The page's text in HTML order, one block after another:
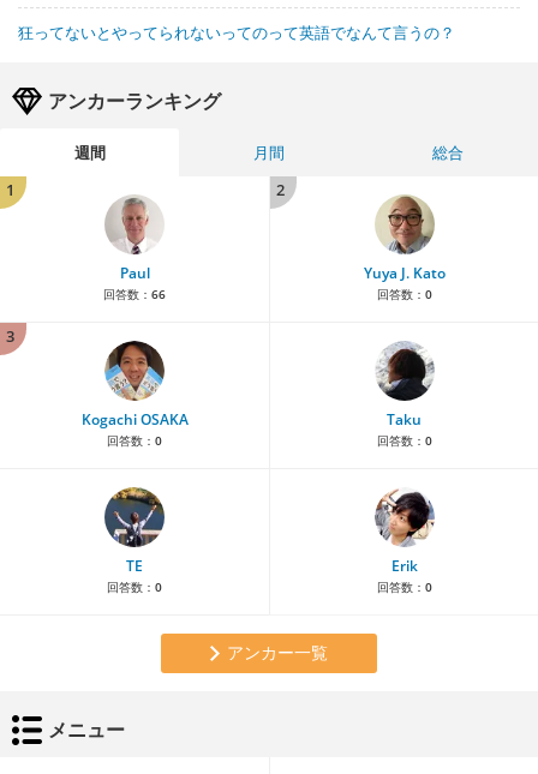
狂ってないとやってられないってのって英語でなんて言うの？
アンカーランキング
週間 月間
総合
1
Paul
回答数： 66
2
Yuya J. Kato
回答数： 0
3
Kogachi OSAKA
回答数： 0
Taku
回答数： 0
TE
回答数： 0
Erik
回答数： 0
アンカー一覧
メニュー